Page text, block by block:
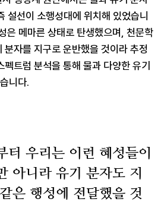
설선이 소행성대에 위치해 있었습니
은 메마른 상태로 탄생했으며, 천문학
분자를 지구로 운반했을 것이라 추정
트럼 분석을 통해 물과 다양한 유기
터 우리는 이런 혜성들이
아니라 유기 분자도 지
은 행성에 전달했을 것